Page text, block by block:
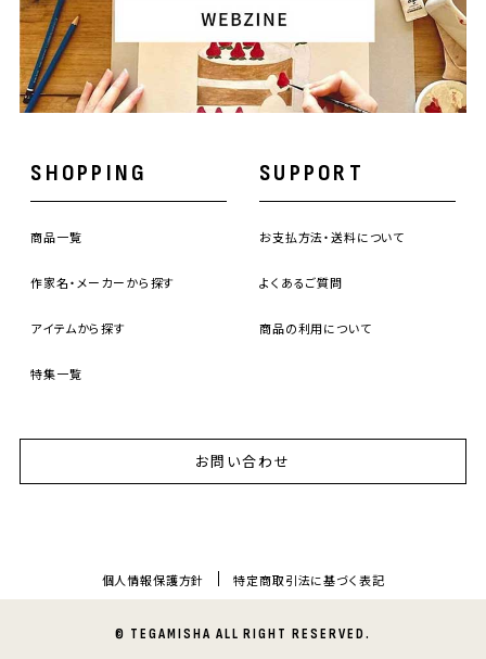
SHOPPING
商品一覧
作家名・メーカーから探す
アイテムから探す
特集一覧
SUPPORT
お支払方法・送料について
よくあるご質問
商品の利用について
お問い合わせ
個人情報保護方針 特定商取引法に基づく表記
© TEGAMISHA ALL RIGHT RESERVED.